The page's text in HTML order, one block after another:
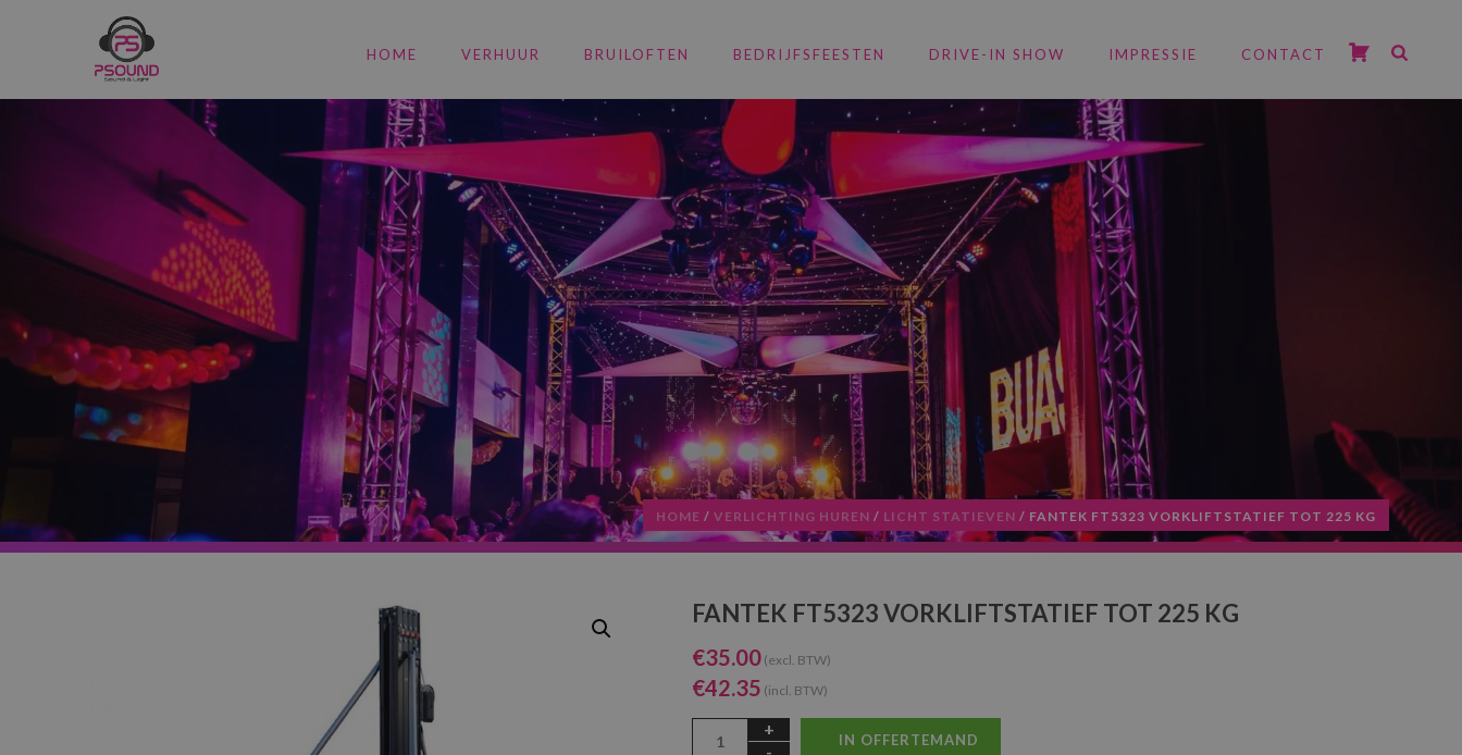
HOME VERHUUR BRUILOFTEN BEDRIJFSFEESTEN DRIVE-IN SHOW IMPRESSIE CONTACT
HOME / VERLICHTING HUREN / LICHT STATIEVEN / FANTEK FT5323 VORKLIFTSTATIEF TOT 225 KG
FANTEK FT5323 VORKLIFTSTATIEF TOT 225 KG
€35.00(excl. BTW)
€42.35 (incl. BTW)
IN OFFERTEMAND